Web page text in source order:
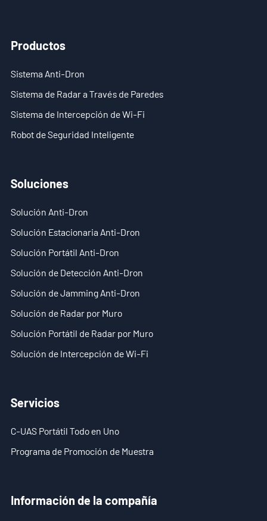
Productos
Sistema Anti-Dron
Sistema de Radar a Través de Paredes
Sistema de Intercepción de Wi-Fi
Robot de Seguridad Inteligente
Soluciones
Solución Anti-Dron
Solución Estacionaria Anti-Dron
Solución Portátil Anti-Dron
Solución de Detección Anti-Dron
Solución de Jamming Anti-Dron
Solución de Radar por Muro
Solución Portátil de Radar por Muro
Solución de Intercepción de Wi-Fi
Servicios
C-UAS Portátil Todo en Uno
Programa de Promoción de Muestra
Información de la compañía